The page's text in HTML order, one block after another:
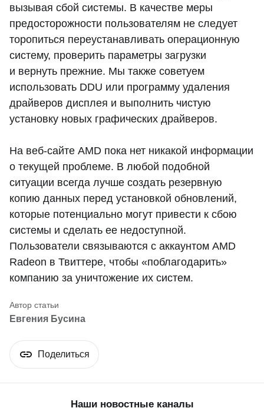
вызывая сбой системы. В качестве меры
предосторожности пользователям не следует
торопиться переустанавливать операционную
систему, проверить параметры загрузки
и вернуть прежние. Мы также советуем
использовать DDU или программу удаления
драйверов дисплея и выполнить чистую
установку новых графических драйверов.
На веб-сайте AMD пока нет никакой информации
о текущей проблеме. В любой подобной
ситуации всегда лучше создать резервную
копию данных перед установкой обновлений,
которые потенциально могут привести к сбою
системы и сделать ее недоступной.
Пользователи связываются с аккаунтом AMD
Radeon в Твиттере, чтобы «поблагодарить»
компанию за уничтожение их систем.
Евгения Бусина
Поделиться
Наши новостные каналы